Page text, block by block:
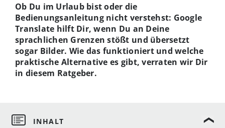
Ob Du im Urlaub bist oder die
Bedienungsanleitung nicht verstehst: Google
Translate hilft Dir, wenn Du an Deine
sprachlichen Grenzen stößt und übersetzt
sogar Bilder. Wie das funktioniert und welche
praktische Alternative es gibt, verraten wir Dir
in diesem Ratgeber.